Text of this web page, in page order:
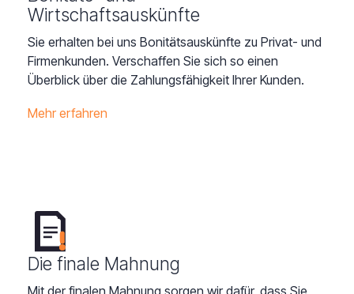
Wirtschaftsauskünfte
Sie erhalten bei uns Bonitätsauskünfte zu Privat- und
Firmenkunden. Verschaffen Sie sich so einen
Überblick über die Zahlungsfähigkeit Ihrer Kunden.
Mehr erfahren
Die finale Mahnung